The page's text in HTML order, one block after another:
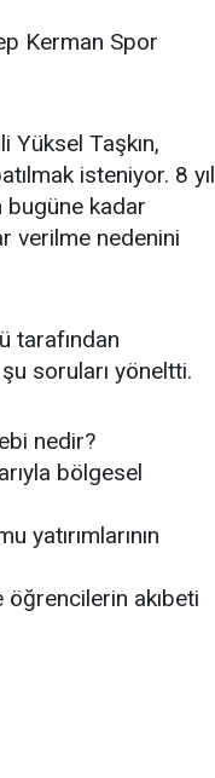
Kerman Spor
Yüksel Taşkın,
isteniyor. 8 yıl
bugüne kadar
verilme nedenini
tarafından
soruları yöneltti.
nedir?
bölgesel
yatırımlarının
akıbeti